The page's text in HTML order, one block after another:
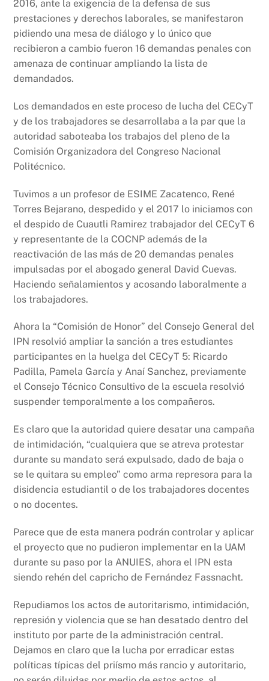
2016, ante la exigencia de la defensa de sus
prestaciones y derechos laborales, se manifestaron
pidiendo una mesa de diálogo y lo único que
recibieron a cambio fueron 16 demandas penales con
amenaza de continuar ampliando la lista de
demandados.
Los demandados en este proceso de lucha del CECyT
y de los trabajadores se desarrollaba a la par que la
autoridad saboteaba los trabajos del pleno de la
Comisión Organizadora del Congreso Nacional
Politécnico.
Tuvimos a un profesor de ESIME Zacatenco, René
Torres Bejarano, despedido y el 2017 lo iniciamos con
el despido de Cuautli Ramirez trabajador del CECyT 6
y representante de la COCNP además de la
reactivación de las más de 20 demandas penales
impulsadas por el abogado general David Cuevas.
Haciendo señalamientos y acosando laboralmente a
los trabajadores.
Ahora la “Comisión de Honor” del Consejo General del
IPN resolvió ampliar la sanción a tres estudiantes
participantes en la huelga del CECyT 5: Ricardo
Padilla, Pamela García y Anaí Sanchez, previamente
el Consejo Técnico Consultivo de la escuela resolvió
suspender temporalmente a los compañeros.
Es claro que la autoridad quiere desatar una campaña
de intimidación, “cualquiera que se atreva protestar
durante su mandato será expulsado, dado de baja o
se le quitara su empleo” como arma represora para la
disidencia estudiantil o de los trabajadores docentes
o no docentes.
Parece que de esta manera podrán controlar y aplicar
el proyecto que no pudieron implementar en la UAM
durante su paso por la ANUIES, ahora el IPN esta
siendo rehén del capricho de Fernández Fassnacht.
Repudiamos los actos de autoritarismo, intimidación,
represión y violencia que se han desatado dentro del
instituto por parte de la administración central.
Dejamos en claro que la lucha por erradicar estas
políticas típicas del priísmo más rancio y autoritario,